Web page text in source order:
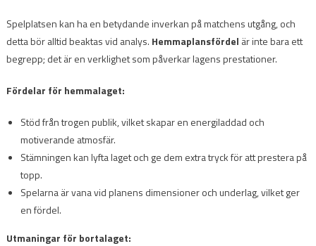
Spelplatsen kan ha en betydande inverkan på matchens utgång, och
detta bör alltid beaktas vid analys. Hemmaplansfördel är inte bara ett
begrepp; det är en verklighet som påverkar lagens prestationer.
Fördelar för hemmalaget:
Stöd från trogen publik, vilket skapar en energiladdad och
motiverande atmosfär.
Stämningen kan lyfta laget och ge dem extra tryck för att prestera på
topp.
Spelarna är vana vid planens dimensioner och underlag, vilket ger
en fördel.
Utmaningar för bortalaget: